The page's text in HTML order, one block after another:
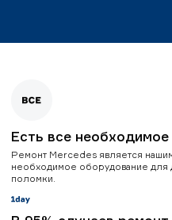
Есть все
Ремонт Mercedes является
необходимое оборудование для
поломки.